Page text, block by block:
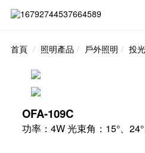
首頁 照明產品 戶外照明 投
OFA-109C
功率：4W 光束角：15°、